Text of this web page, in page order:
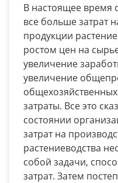
В настоящее время
все больше затрат
продукции
ростом цен на
увеличение
увеличение
затраты. Все это
состоянии
затрат на
растениеводства
собой задачи,
затрат. Затем